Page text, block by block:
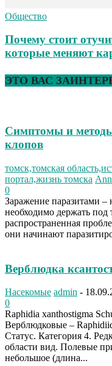
Общество
Почему стоит
которые меняют
ЭТО ВАС
Симптомы и
клопов
томск,томская
портал,жизнь томска
0
Заражение паразитами –
необходимо держать
распространенная
они начинают
Верблюдка
Насекомые admin -
0
Raphidia xanthostigma
Верблюдковые –
Статус. Категория 4.
области вид. Полевые
небольшое (длина...